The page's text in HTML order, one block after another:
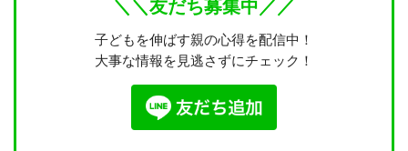
＼＼友だち募集中／／
子どもを伸ばす親の心得を配信中！
大事な情報を見逃さずにチェック！